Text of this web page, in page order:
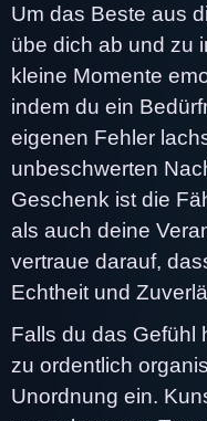
Um das Beste aus
übe dich ab und zu
kleine Momente
indem du ein
eigenen Fehler
unbeschwerten
Geschenk ist die
als auch deine
vertraue darauf,
Echtheit und
Falls du das Gefühl
zu ordentlich
Unordnung ein.